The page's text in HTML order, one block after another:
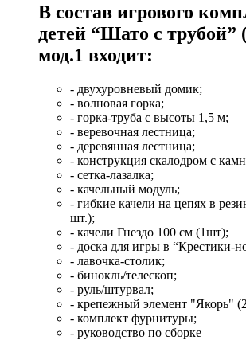
В состав игрового
детей “Шато с трубой”
мод.1 входит:
- двухуровневый домик;
- волновая горка;
- горка-труба с высоты 1,5 м;
- веревочная лестница;
- деревянная лестница;
- конструкция скалодром с
- сетка-лазалка;
- качельный модуль;
- гибкие качели на цепях в
шт.);
- качели Гнездо 100 см (1шт);
- доска для игры в “Крестики-
- лавочка-столик;
- бинокль/телескоп;
- руль/штурвал;
- крепежный элемент "Якорь"
- комплект фурнитуры;
- руководство по сборке